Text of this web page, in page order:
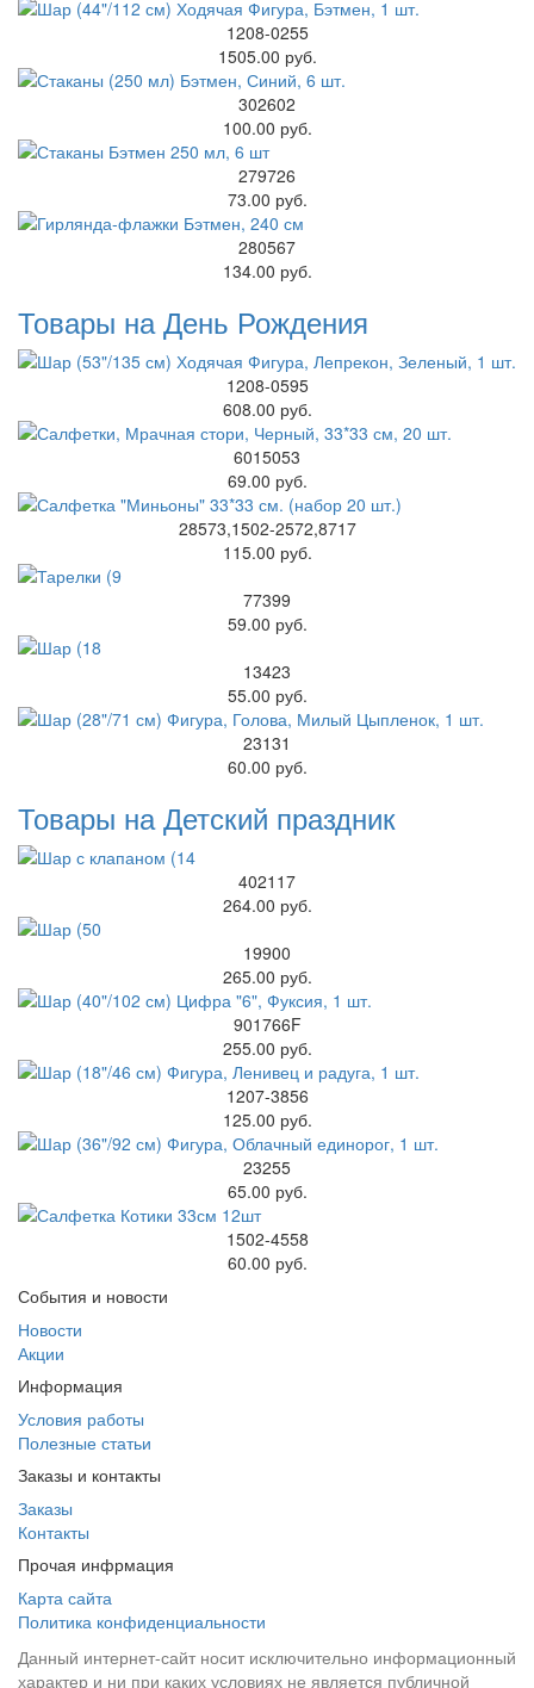
1208-0255
1505.00 руб.
302602
100.00 руб.
279726
73.00 руб.
280567
134.00 руб.
Товары на День Рождения
1208-0595
608.00 руб.
6015053
69.00 руб.
28573,1502-2572,8717
115.00 руб.
77399
59.00 руб.
13423
55.00 руб.
23131
60.00 руб.
Товары на Детский праздник
402117
264.00 руб.
19900
265.00 руб.
901766F
255.00 руб.
1207-3856
125.00 руб.
23255
65.00 руб.
1502-4558
60.00 руб.
События и новости
Новости
Акции
Информация
Условия работы
Полезные статьи
Заказы и контакты
Заказы
Контакты
Прочая инфрмация
Карта сайта
Политика конфиденциальности
Данный интернет-сайт носит исключительно информационный
характер и ни при каких условиях не является публичной